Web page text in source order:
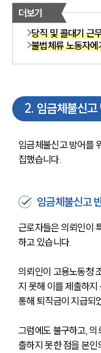
더보기
당직 및 콜대기 근
불법체류 노동자
2. 임금체불신
임금체불신고 방어를
집했습니다.
임금체불신고
근로자들은 의뢰인이
하고 있습니다.
의뢰인이 고용노동청
지 못해 이를 제출하
통해 퇴직금이 지급되
그럼에도 불구하고, 의
출하지 못한 점을 본